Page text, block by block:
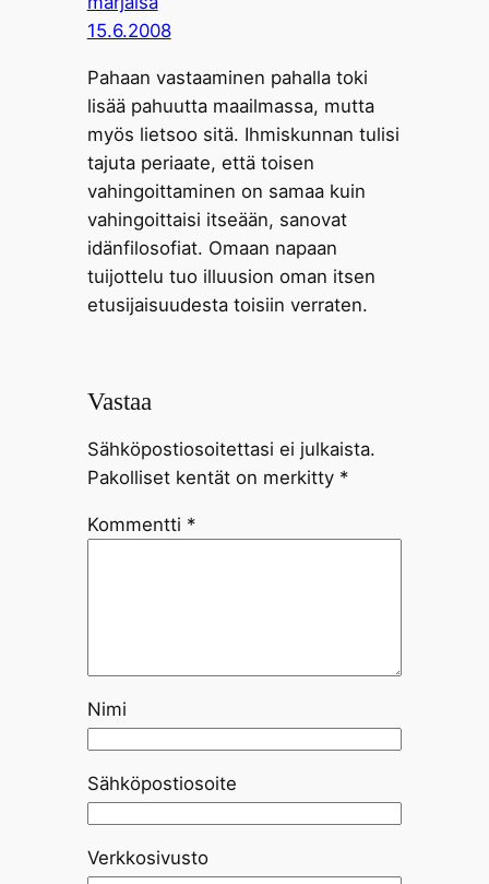
15.6.2008
Pahaan vastaaminen pahalla toki
lisää pahuutta maailmassa, mutta
myös lietsoo sitä. Ihmiskunnan tulisi
tajuta periaate, että toisen
vahingoittaminen on samaa kuin
vahingoittaisi itseään, sanovat
idänfilosofiat. Omaan napaan
tuijottelu tuo illuusion oman itsen
etusijaisuudesta toisiin verraten.
Vastaa
Sähköpostiosoitettasi ei julkaista.
Pakolliset kentät on merkitty *
Kommentti *
Nimi
Sähköpostiosoite
Verkkosivusto